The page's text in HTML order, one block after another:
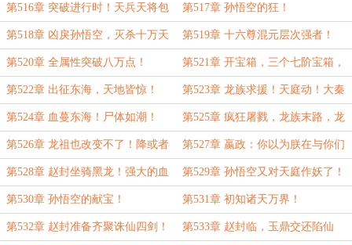
力！ 悚！
第516章 突破进行时！天兵天将包
围花果山！
第517章 孙悟空的狂！
第518章 凶戾孙悟空，灭杀十万天
兵天将！
第519章 十六尊混元层次强者！
第520章 全属性突破八万点！ 第521章 开宝箱，三个七阶宝箱，
一个八阶宝箱！得至宝！
第522章 出征东海，天地皆惊！ 第523章 龙族求援！天庭动！大秦
进攻！
第524章 血蔓东海！尸体如潮！ 第525章 疯狂屠戮，龙族末路，龙
祖现身！
第526章 龙祖也改变不了！降或者
亡！
第527章 嬴政：你以为朕在与你们
玩笑吗？
第528章 赵封坐骑黑龙！强大的血
脉之力！
第529章 孙悟空又对天庭作妖了！
第530章 孙悟空的献宝！ 第531章 初知诸天万界！
第532章 赵封准备齐聚诛仙四剑！ 第533章 赵封临，玉鼎交还陷仙